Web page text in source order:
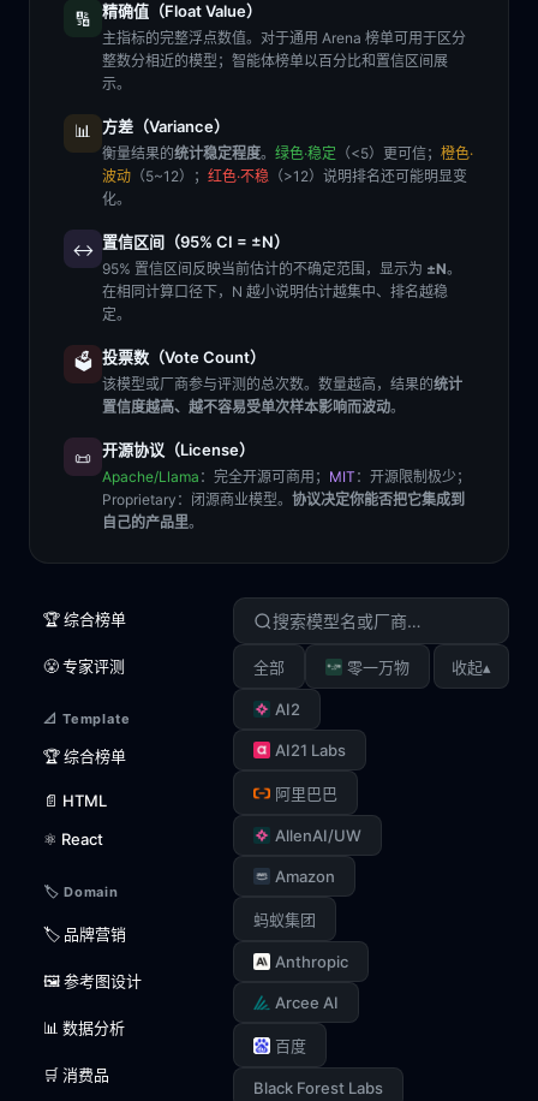
🔢 精确值（Float Value）
主指标的完整浮点数值。对于通用 Arena 榜单可用于区分
整数分相近的模型；智能体榜单以百分比和置信区间展
示。
📊 方差（Variance）
衡量结果的统计稳定程度。 绿色·稳定 （<5）更可信； 橙色·
波动 （5~12）； 红色·不稳 （>12）说明排名还可能明显变
化。
↔️ 置信区间（95% CI = ±N）
95% 置信区间反映当前估计的不确定范围，显示为 ±N。
在相同计算口径下，N 越小说明估计越集中、排名越稳
定。
🗳️ 投票数（Vote Count）
该模型或厂商参与评测的总次数。数量越高，结果的统计
置信度越高、越不容易受单次样本影响而波动。
📜 开源协议（License）
Apache/Llama ：完全开源可商用； MIT ：开源限制极少；
Proprietary ：闭源商业模型。 协议决定你能否把它集成到
自己的产品里。
🏆 综合榜单
😤 专家评测
📐 Template
🏆 综合榜单
📄 HTML
⚛️ React
🏷️ Domain
🏷️ 品牌营销
🖼️ 参考图设计
📊 数据分析
🛒 消费品
全部 零一万物
AI2
AI21 Labs
阿里巴巴
AllenAI/UW
Amazon
蚂蚁集团
Anthropic
Arcee AI
百度
Black Forest Labs
收起▴